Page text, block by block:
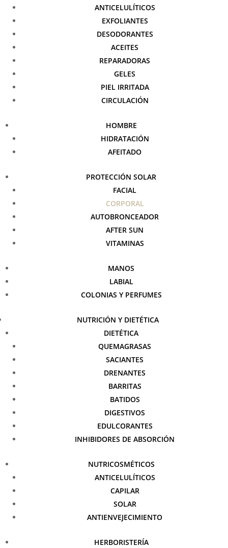
ANTICELULÍTICOS
EXFOLIANTES
DESODORANTES
ACEITES
REPARADORAS
GELES
PIEL IRRITADA
CIRCULACIÓN
HOMBRE
HIDRATACIÓN
AFEITADO
PROTECCIÓN SOLAR
FACIAL
CORPORAL
AUTOBRONCEADOR
AFTER SUN
VITAMINAS
MANOS
LABIAL
COLONIAS Y PERFUMES
NUTRICIÓN Y DIETÉTICA
DIETÉTICA
QUEMAGRASAS
SACIANTES
DRENANTES
BARRITAS
BATIDOS
DIGESTIVOS
EDULCORANTES
INHIBIDORES DE ABSORCIÓN
NUTRICOSMÉTICOS
ANTICELULÍTICOS
CAPILAR
SOLAR
ANTIENVEJECIMIENTO
HERBORISTERÍA